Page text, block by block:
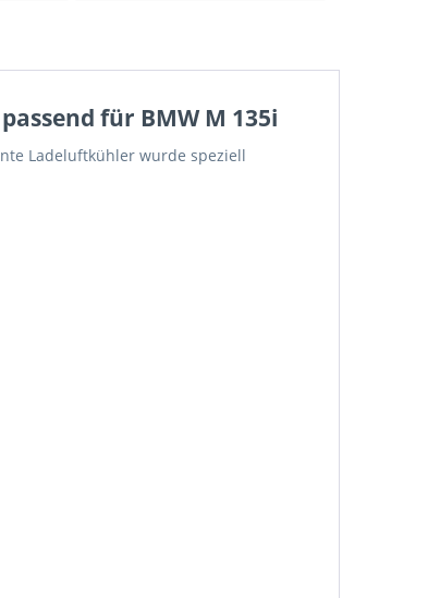
für BMW M 135i
Ladeluftkühler wurde speziell